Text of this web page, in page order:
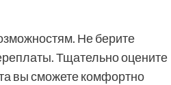
Не берите
Тщательно оцените
вы сможете комфортно